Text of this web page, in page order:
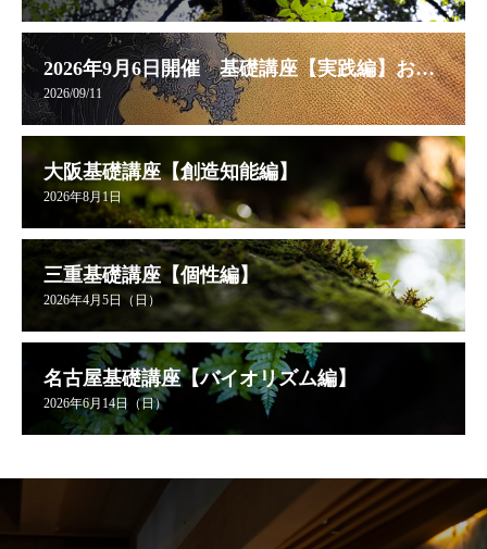
2026年9月6日開催 基礎講座【実践編】お申し込み受付中
2026/09/11
大阪基礎講座【創造知能編】
2026年8月1日
三重基礎講座【個性編】
2026年4月5日（日）
名古屋基礎講座【バイオリズム編】
2026年6月14日（日）